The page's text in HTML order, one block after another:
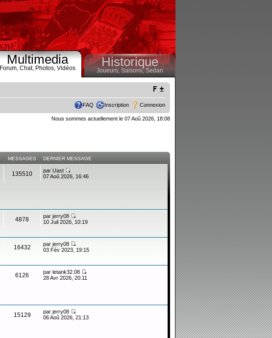
Multimedia
Forum, Chat, Photos, Vidéos Historique
Joueurs, Saisons,Sedan
FAQ Inscription Connexion
Nous sommes actuellement le 07 Aoû 2026, 18:08
MESSAGES DERNIER MESSAGE
135510 par Uast
07 Aoû 2026, 16:46
4878 par jerry08
10 Juil 2026, 10:19
16432 par jerry08
03 Fév 2023, 19:15
6126 par letank32.08
28 Avr 2026, 20:11
15129 par jerry08
06 Aoû 2026, 21:13